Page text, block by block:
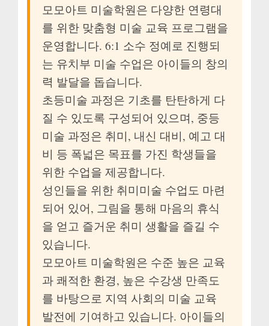
모모아트 미술학원은 다양한 연령대
를 위한 맞춤형 미술 교육 프로그램을
운영합니다. 6:1 소수 정예로 진행되
는 유치부 미술 수업은 아이들의 창의
력 발달을 돕습니다.
초등미술 과정은 기초를 탄탄하게 다
질 수 있도록 구성되어 있으며, 중등
미술 과정은 취미, 내신 대비, 예고 대
비 등 폭넓은 목표를 가진 학생들을
위한 수업을 제공합니다.
성인들을 위한 취미미술 수업도 마련
되어 있어, 그림을 통해 마음의 휴식
을 얻고 즐거운 취미 생활을 즐길 수
있습니다.
모모아트 미술학원은 수준 높은 교육
과 쾌적한 환경, 높은 수강생 만족도
를 바탕으로 지역 사회의 미술 교육
발전에 기여하고 있습니다. 아이들의